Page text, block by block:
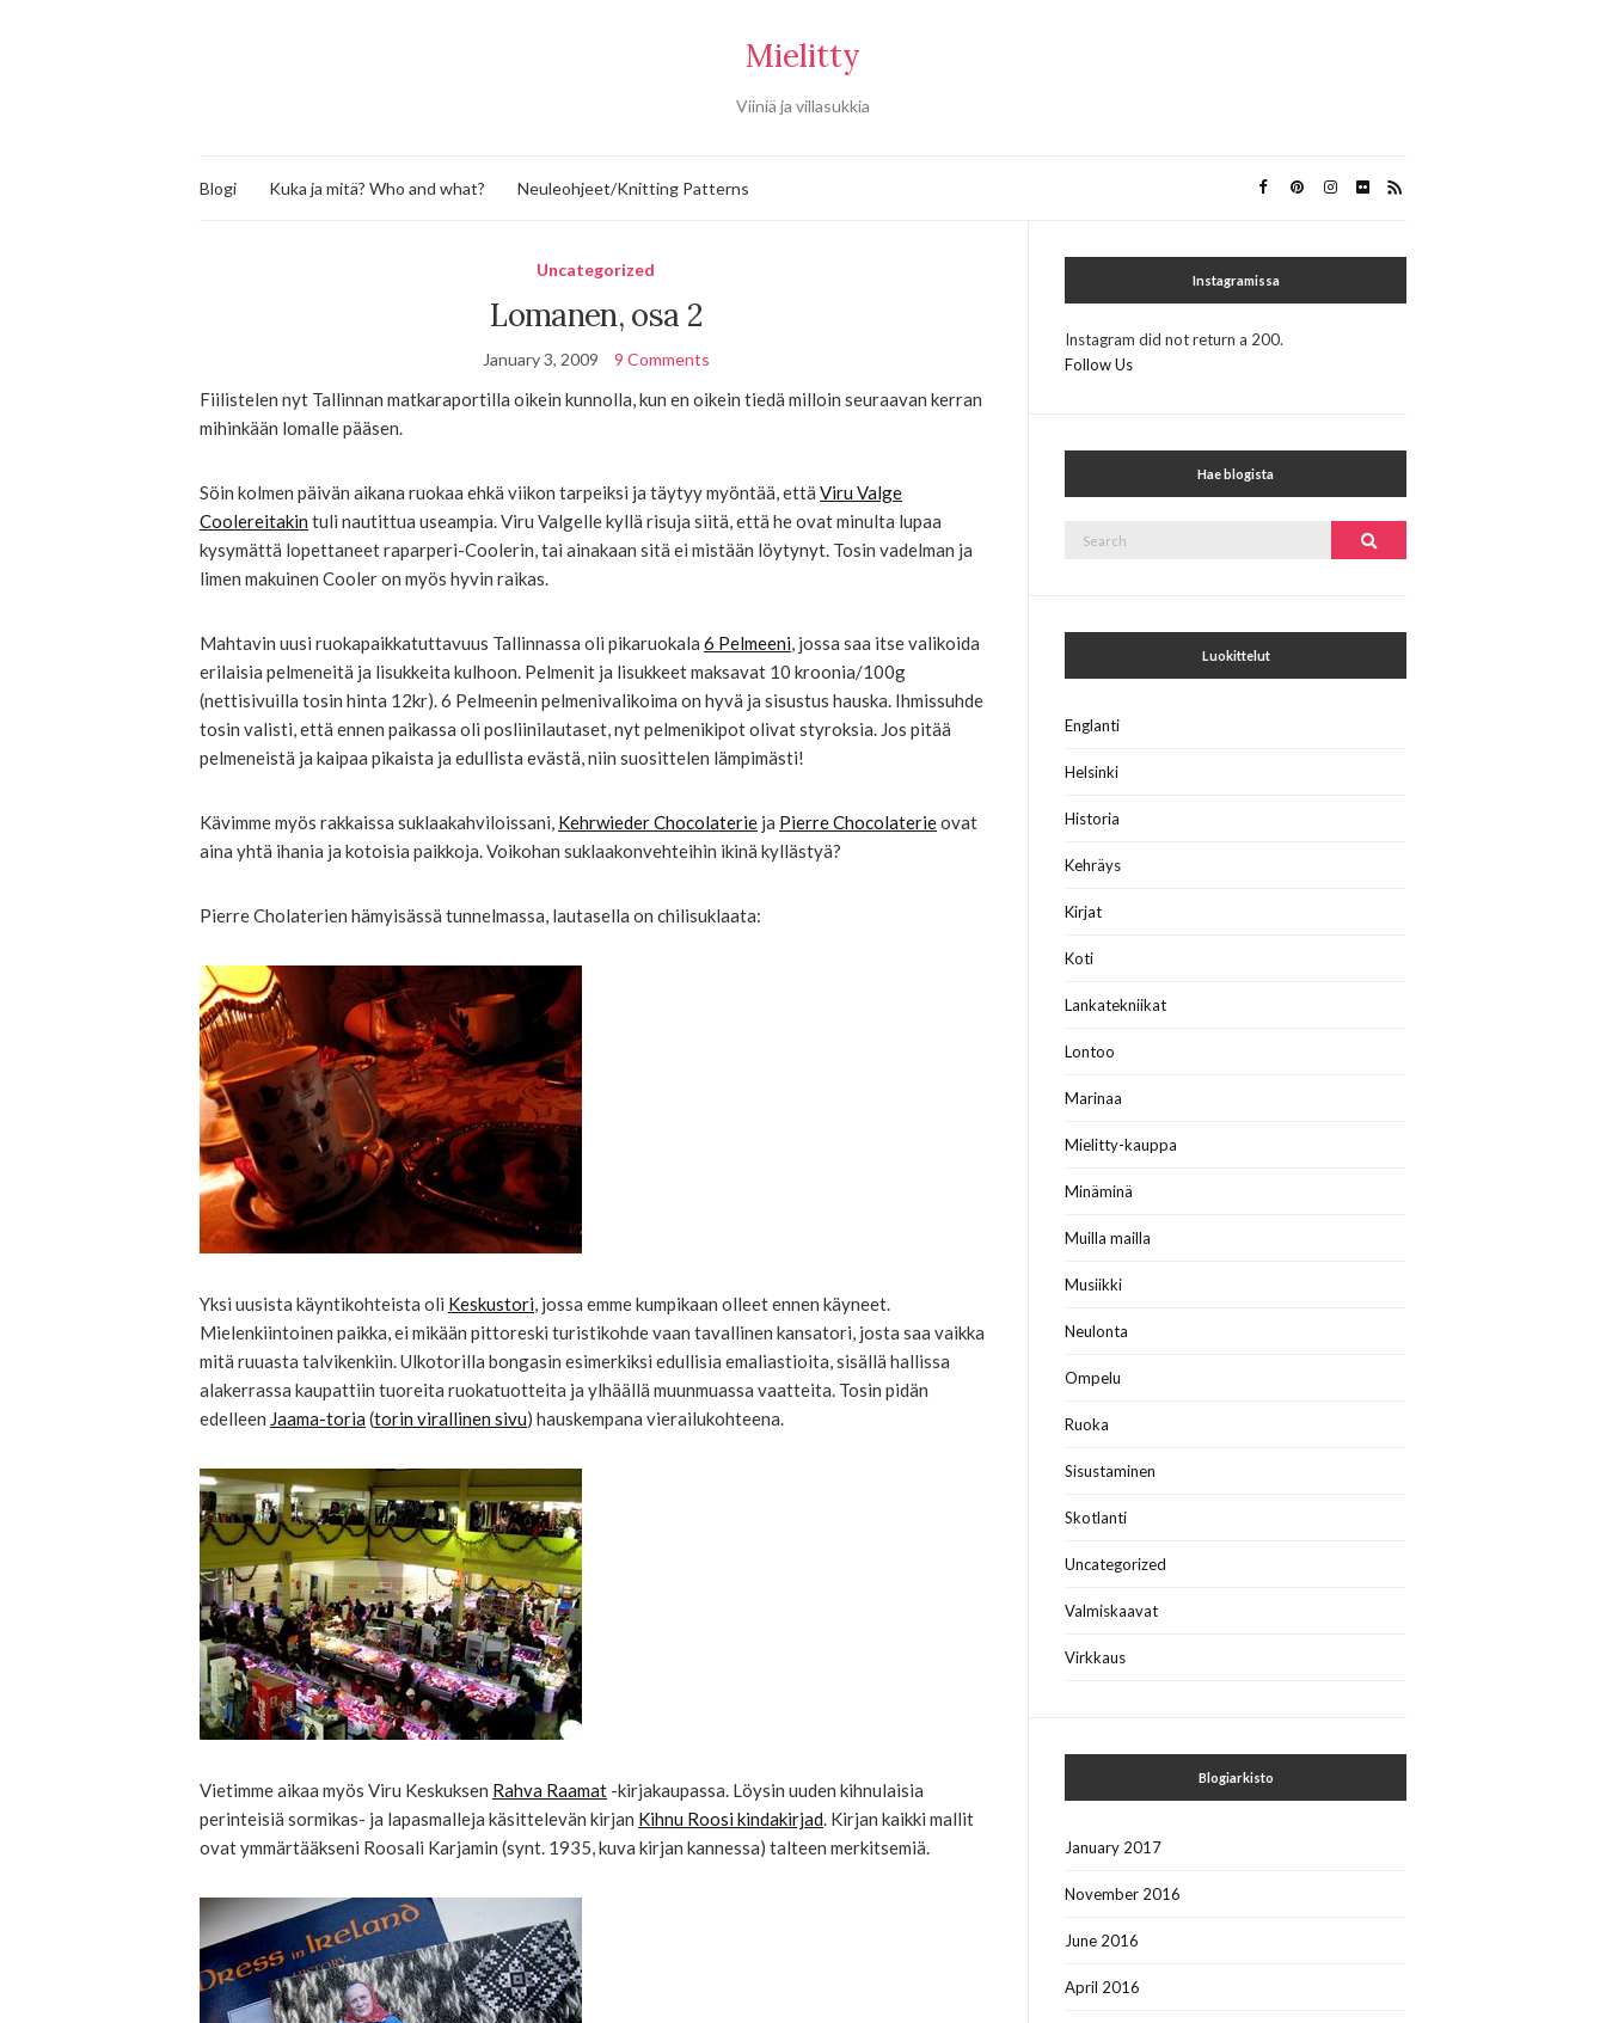
Mielitty
Viiniä ja villasukkia
Blogi Kuka ja mitä? Who and what? Neuleohjeet/Knitting Patterns
Uncategorized
Lomanen, osa 2
January 3, 2009 9 Comments
Fiilistelen nyt Tallinnan matkaraportilla oikein kunnolla, kun en oikein tiedä milloin seuraavan kerran
mihinkään lomalle pääsen.
Söin kolmen päivän aikana ruokaa ehkä viikon tarpeiksi ja täytyy myöntää, että Viru Valge
Coolereitakin tuli nautittua useampia. Viru Valgelle kyllä risuja siitä, että he ovat minulta lupaa
kysymättä lopettaneet raparperi-Coolerin, tai ainakaan sitä ei mistään löytynyt. Tosin vadelman ja
limen makuinen Cooler on myös hyvin raikas.
Mahtavin uusi ruokapaikkatuttavuus Tallinnassa oli pikaruokala 6 Pelmeeni, jossa saa itse valikoida
erilaisia pelmeneitä ja lisukkeita kulhoon. Pelmenit ja lisukkeet maksavat 10 kroonia/100g
(nettisivuilla tosin hinta 12kr). 6 Pelmeenin pelmenivalikoima on hyvä ja sisustus hauska. Ihmissuhde
tosin valisti, että ennen paikassa oli posliinilautaset, nyt pelmenikipot olivat styroksia. Jos pitää
pelmeneistä ja kaipaa pikaista ja edullista evästä, niin suosittelen lämpimästi!
Kävimme myös rakkaissa suklaakahviloissani, Kehrwieder Chocolaterie ja Pierre Chocolaterieovat
aina yhtä ihania ja kotoisia paikkoja. Voikohan suklaakonvehteihin ikinä kyllästyä?
Pierre Cholaterien hämyisässä tunnelmassa, lautasella on chilisuklaata:
Yksi uusista käyntikohteista oli Keskustori, jossa emme kumpikaan olleet ennen käyneet.
Mielenkiintoinen paikka, ei mikään pittoreski turistikohde vaan tavallinen kansatori, josta saa vaikka
mitä ruuasta talvikenkiin. Ulkotorilla bongasin esimerkiksi edullisia emaliastioita, sisällä hallissa
alakerrassa kaupattiin tuoreita ruokatuotteita ja ylhäällä muunmuassa vaatteita. Tosin pidän
edelleen Jaama-toria (torin virallinen sivu) hauskempana vierailukohteena.
Vietimme aikaa myös Viru Keskuksen Rahva Raamat -kirjakaupassa. Löysin uuden kihnulaisia
perinteisiä sormikas- ja lapasmalleja käsittelevän kirjan Kihnu Roosi kindakirjad. Kirjan kaikki mallit
ovat ymmärtääkseni Roosali Karjamin (synt. 1935, kuva kirjan kannessa) talteen merkitsemiä.
Instagramissa
Instagram did not return a 200.
Follow Us
Hae blogista
Search
Luokittelut
Englanti
Helsinki
Historia
Kehräys
Kirjat
Koti
Lankatekniikat
Lontoo
Marinaa
Mielitty-kauppa
Minäminä
Muilla mailla
Musiikki
Neulonta
Ompelu
Ruoka
Sisustaminen
Skotlanti
Uncategorized
Valmiskaavat
Virkkaus
Blogiarkisto
January 2017
November 2016
June 2016
April 2016